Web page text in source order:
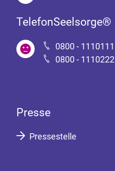
TelefonSeelsorge®
0800 - 1110111
0800 - 1110222
Presse
Pressestelle